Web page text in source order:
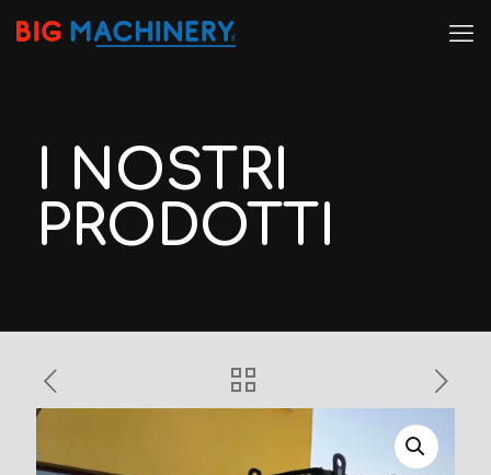
I NOSTRI
PRODOTTI